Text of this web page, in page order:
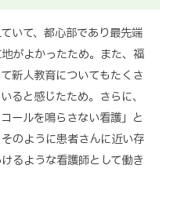
いて、都心部であり最先端
がよかったため。また、福
新人教育についてもたくさ
ると感じたため。さらに、
ールを鳴らさない看護」と
のように患者さんに近い存
るような看護師として働き